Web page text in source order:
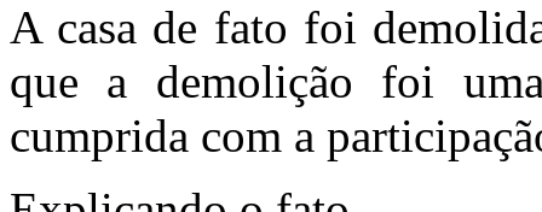
A casa de fato foi
que a demolição foi
cumprida com a